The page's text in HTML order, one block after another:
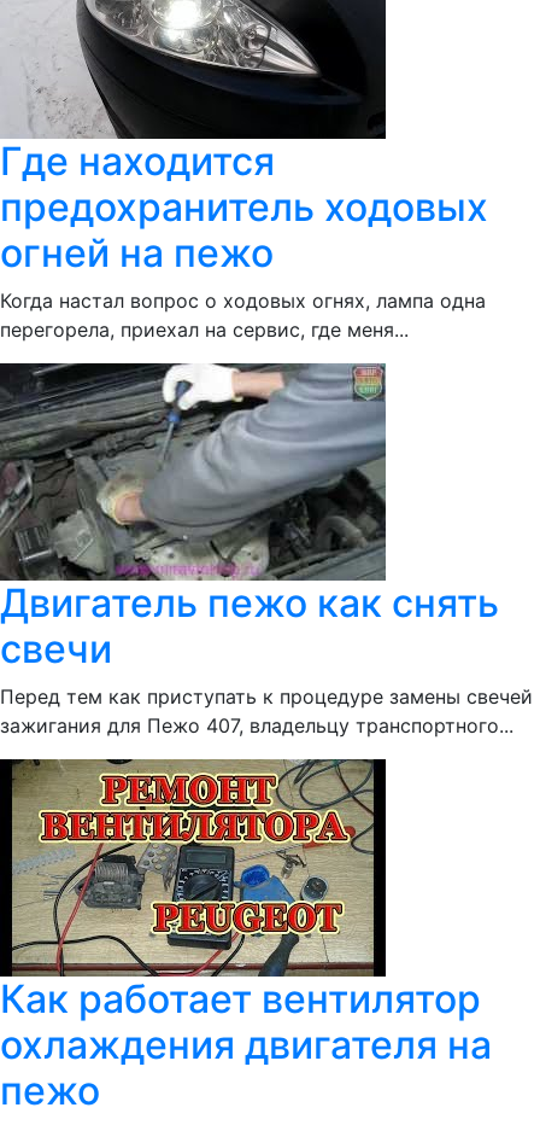
Где находится
предохранитель ходовых
огней на пежо
Когда настал вопрос о ходовых огнях, лампа одна
перегорела, приехал на сервис, где меня...
Двигатель пежо как снять
свечи
Перед тем как приступать к процедуре замены свечей
зажигания для Пежо 407, владельцу транспортного...
Как работает вентилятор
охлаждения двигателя на
пежо